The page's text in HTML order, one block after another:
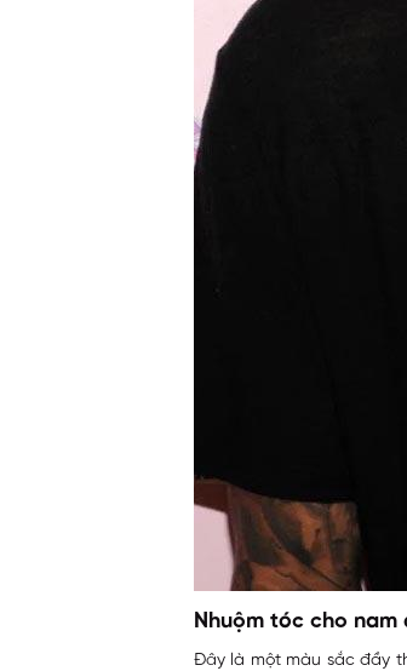
Nhuộm tóc cho
Đây là một màu sắc đầy